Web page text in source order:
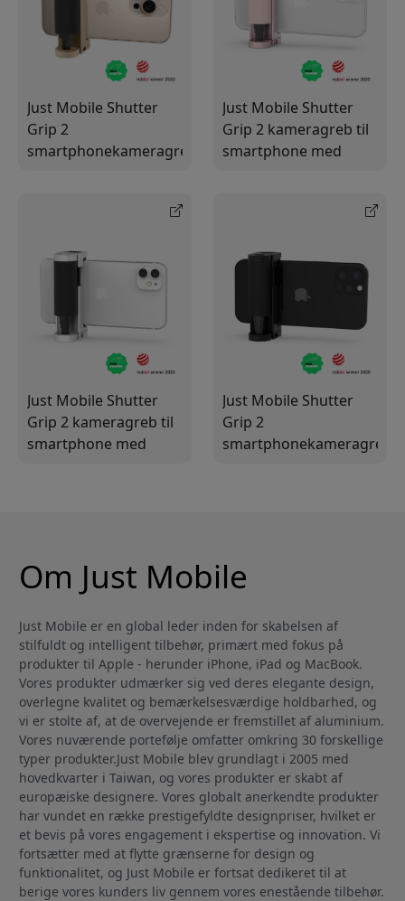
Just Mobile Shutter
Grip 2
smartphonekameragreb
Just Mobile Shutter
Grip 2 kameragreb til
smartphone med
Just Mobile Shutter
Grip 2 kameragreb til
smartphone med
Just Mobile Shutter
Grip 2
smartphonekameragreb
Om Just Mobile
Just Mobile er en global leder inden for skabelsen af
stilfuldt og intelligent tilbehør, primært med fokus på
produkter til Apple - herunder iPhone, iPad og MacBook.
Vores produkter udmærker sig ved deres elegante design,
overlegne kvalitet og bemærkelsesværdige holdbarhed, og
vi er stolte af, at de overvejende er fremstillet af aluminium.
Vores nuværende portefølje omfatter omkring 30 forskellige
typer produkter.Just Mobile blev grundlagt i 2005 med
hovedkvarter i Taiwan, og vores produkter er skabt af
europæiske designere. Vores globalt anerkendte produkter
har vundet en række prestigefyldte designpriser, hvilket er
et bevis på vores engagement i ekspertise og innovation. Vi
fortsætter med at flytte grænserne for design og
funktionalitet, og Just Mobile er fortsat dedikeret til at
berige vores kunders liv gennem vores enestående tilbehør.